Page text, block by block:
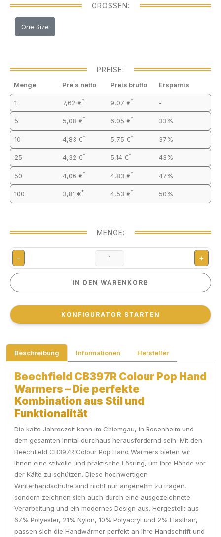
GRÖSSEN:
One Size
PREISE:
Menge Preis netto Preis brutto Ersparnis
1 7,62 €* 9,07 €* -
5 5,08 €* 6,05 €* 33%
10 4,83 €* 5,75 €* 37%
25 4,32 €* 5,14 €* 43%
50 4,06 €* 4,83 €* 47%
100 3,81 €* 4,53 €* 50%
MENGE:
- +
IN DEN WARENKORB
IN DEN WARENKORB
KONFIGURATOR STARTEN
KONFIGURATOR STARTEN
Beschreibung Informationen Hersteller
Beechfield CB397R Colour Pop Hand
Warmers – Die perfekte
Kombination aus Stil und
Funktionalität
Die kalte Jahreszeit kann im Chiemgau, in Rosenheim und
dem gesamten Inntal durchaus herausfordernd sein. Mit den
Beechfield CB397R Colour Pop Hand Warmers bieten wir
Ihnen eine stilvolle und praktische Lösung, um Ihre Hände vor
der Kälte zu schützen. Diese hochwertigen
Winterhandschuhe sind nicht nur angenehm zu tragen,
sondern zeichnen sich auch durch eine ausgezeichnete
Verarbeitung und ein modernes Design aus. Hergestellt aus
67% Polyester, 21% Nylon, 10% Polyacryl und 2% Elasthan,
passen sich die Handwärmer perfekt an Ihre Handschrift und